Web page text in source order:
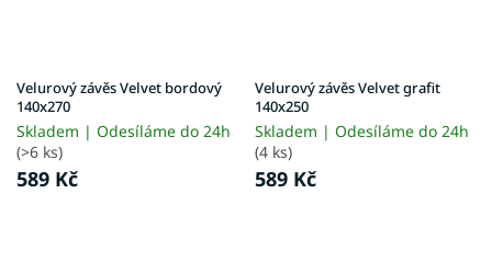
Velurový závěs Velvet bordový
140x270
Skladem | Odesíláme do 24h
(>6 ks)
589 Kč
Velurový závěs Velvet grafit
140x250
Skladem | Odesíláme do 24h
(4 ks)
589 Kč